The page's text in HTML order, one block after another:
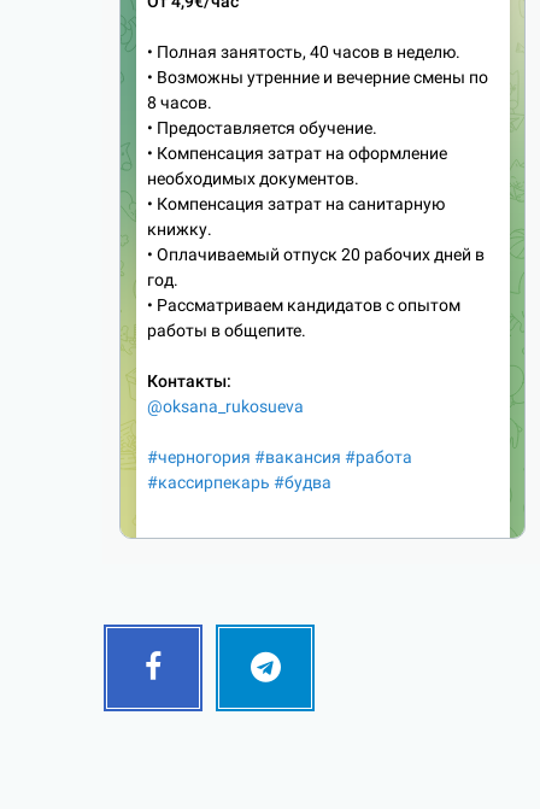
Facebook Telegram
Follow